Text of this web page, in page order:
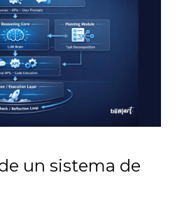
un sistema de